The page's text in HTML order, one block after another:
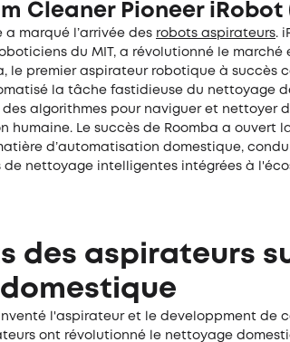
Cleaner Pioneer iRobot
marqué l’arrivée des robots aspirateurs.
du MIT, a révolutionné le marché
le premier aspirateur robotique à succès
la tâche fastidieuse du nettoyage
algorithmes pour naviguer et nettoyer
humaine. Le succès de Roomba a ouvert
d’automatisation domestique,
de nettoyage intelligentes intégrées à
des aspirateurs
l'aspirateur et le developpment de
ont révolutionné le nettoyage